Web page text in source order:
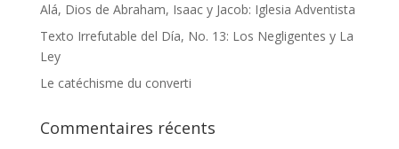
Alá, Dios de Abraham, Isaac y Jacob: Iglesia Adventista
Texto Irrefutable del Día, No. 13: Los Negligentes y La
Ley
Le catéchisme du converti
Commentaires récents